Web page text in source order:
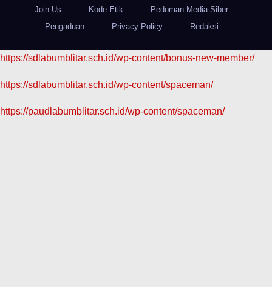
Join Us
Kode Etik
Pedoman Media Siber
Pengaduan
Privacy Policy Redaksi
https://sdlabumblitar.sch.id/wp-content/bonus-new-member/
https://sdlabumblitar.sch.id/wp-content/spaceman/
https://paudlabumblitar.sch.id/wp-content/spaceman/